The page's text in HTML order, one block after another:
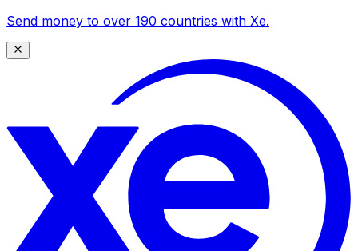
Send money to over 190 countries with Xe.